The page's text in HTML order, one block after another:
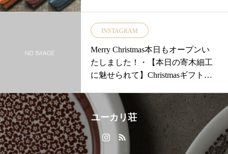
8時まで営業中！.. #ユーカリ荘#yuk
arisou#松江#島根 #ライフスタイル
ショップ#セレクトショップ#島根
旅#旅行#島根旅行#島根旅#島根旅
行#旅#foglinenwork#マグネットフ
ック#はばたき#麻紐マグネット
INSTAGRAM
Merry Christmas本日もオープンい
たしました！・【本日の寄木細工
に魅せられて】Christmasギフトに
介いたします・ひとつひとつが1点
もの！大切な方もきっと喜んでく
れる。。。そんな素敵なブローチ
はいかが？・心を込めてラッピン
グいたします・・皆様にとって素
ユーカリ荘